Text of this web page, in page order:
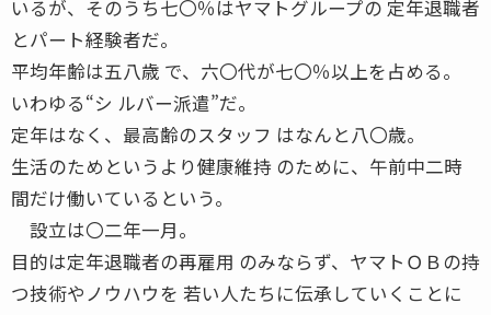
いるが、そのうち七〇％はヤマトグループの 定年退職者
とパート経験者だ。
平均年齢は五八歳 で、六〇代が七〇％以上を占める。
いわゆる“シ ルバー派遣”だ。
定年はなく、最高齢のスタッフ はなんと八〇歳。
生活のためというより健康維持 のために、午前中二時
間だけ働いているという。
設立は〇二年一月。
目的は定年退職者の再雇用 のみならず、ヤマトＯＢの持
つ技術やノウハウを 若い人たちに伝承していくことに